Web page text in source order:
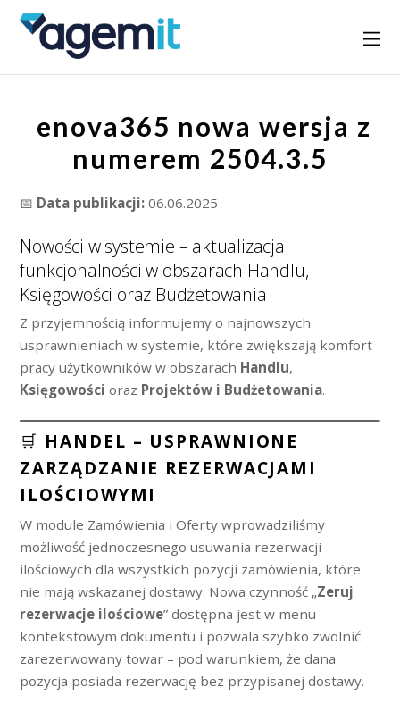
enova365 nowa wersja z
numerem 2504.3.5
📅 Data publikacji: 06.06.2025
Nowości w systemie – aktualizacja
funkcjonalności w obszarach Handlu,
Księgowości oraz Budżetowania
Z przyjemnością informujemy o najnowszych
usprawnieniach w systemie, które zwiększają komfort
pracy użytkowników w obszarach Handlu,
Księgowości oraz Projektów i Budżetowania.
🛒 HANDEL – USPRAWNIONE
ZARZĄDZANIE REZERWACJAMI
ILOŚCIOWYMI
W module Zamówienia i Oferty wprowadziliśmy
możliwość jednoczesnego usuwania rezerwacji
ilościowych dla wszystkich pozycji zamówienia, które
nie mają wskazanej dostawy. Nowa czynność „Zeruj
rezerwacje ilościowe” dostępna jest w menu
kontekstowym dokumentu i pozwala szybko zwolnić
zarezerwowany towar – pod warunkiem, że dana
pozycja posiada rezerwację bez przypisanej dostawy.